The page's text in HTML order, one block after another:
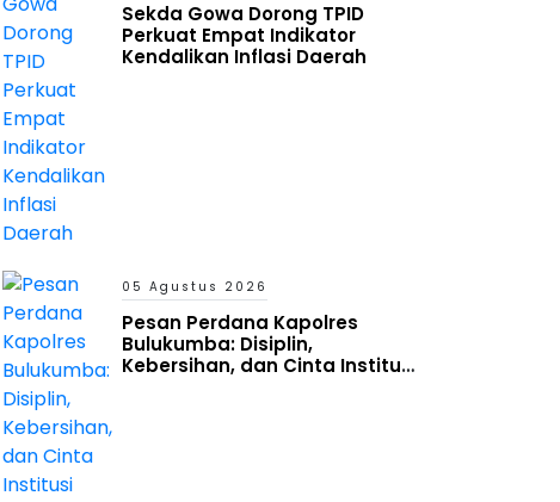
Sekda Gowa Dorong TPID
Perkuat Empat Indikator
Kendalikan Inflasi Daerah
05 Agustus 2026
Pesan Perdana Kapolres
Bulukumba: Disiplin,
Kebersihan, dan Cinta Institusi